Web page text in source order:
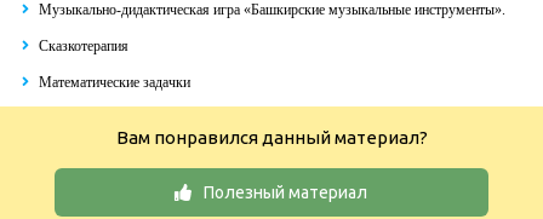
Музыкально-дидактическая игра «Башкирские музыкальные инструменты».
Сказкотерапия
Математические задачки
Вам понравился данный материал?
Полезный материал